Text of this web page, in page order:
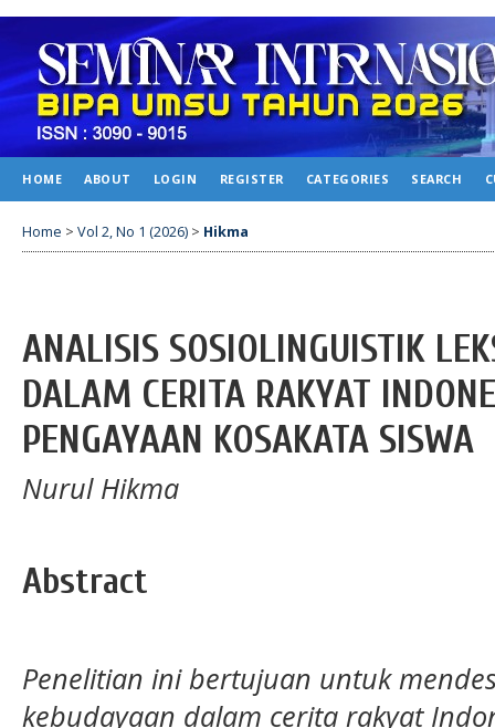
HOME ABOUT LOGIN REGISTER CATEGORIES SEARCH
Home > Vol 2, No 1 (2026) > Hikma
ANALISIS SOSIOLINGUISTIK
DALAM CERITA RAKYAT
PENGAYAAN KOSAKATA SISWA
Nurul Hikma
Abstract
Penelitian ini bertujuan untuk
kebudayaan dalam cerita rakyat